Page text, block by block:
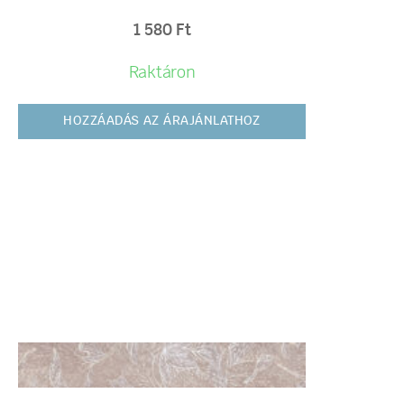
1 580 Ft
Raktáron
HOZZÁADÁS AZ ÁRAJÁNLATHOZ